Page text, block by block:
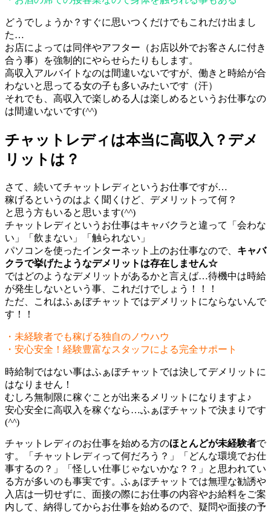
どうでしょうか？すぐに思いつくだけでもこれだけ出まし
た…
お店によっては同伴やアフター（お店以外でお客さんに付き
合う事）を強制的にやらせらたりもします。
高収入アルバイトなのは間違いないですが、働きと時給が合
わないと思ってる女の子も多いみたいです（汗）
それでも、高収入で楽しめる人は楽しめるというお仕事なの
は間違いないです(^^)
チャットレディは本当に高収入？デメ
リットは？
さて、続いてチャットレディというお仕事ですが…
稼げるというのはよく聞くけど、デメリットって何？
と思う方もいると思います(^^)
チャットレディというお仕事はキャバクラと違って「会わな
い」「飲まない」「触られない」
パソコンを使ったインターネット上のお仕事なので、 キャバ
クラで挙げたようなデメリットは存在しません☆
ではどのようなデメリットがあるかと言えば…待機中は時給
が発生しないという事、これだけでしょう！！！
ただ、これはふぁぼチャットではデメリットにならないんで
す！！
・未経験者でも稼げる独自のノウハウ
・安心安全！経験豊富なスタッフによる完全サポート
時給制ではない事はふぁぼチャットでは決してデメリットに
はなりません！
むしろ無制限に稼ぐことが出来るメリットになりますよ♪
安心安全に高収入を稼ぐなら…ふぁぼチャットで決まりです
(^^)
チャットレディのお仕事を始める方のほとんどが未経験者で
す。「チャットレディって何だろう？」「どんな環境でお仕
事するの？」「怪しい仕事じゃないかな？？」と思われてい
る方が多いのも事実です。ふぁぼチャットでは無理な勧誘や
入店は一切せずに、面接の際にお仕事の内容やお給料をご案
内して、納得してからお仕事を始めるので、疑問や面接の予